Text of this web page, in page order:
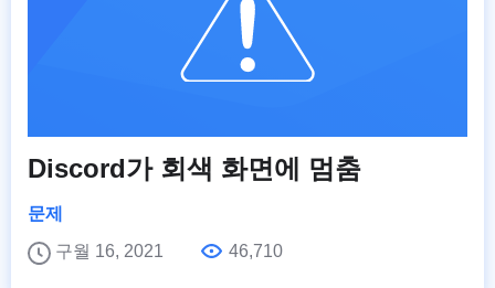
Discord가 회색 화면에 멈춤
문제
구월 16, 2021
46,710